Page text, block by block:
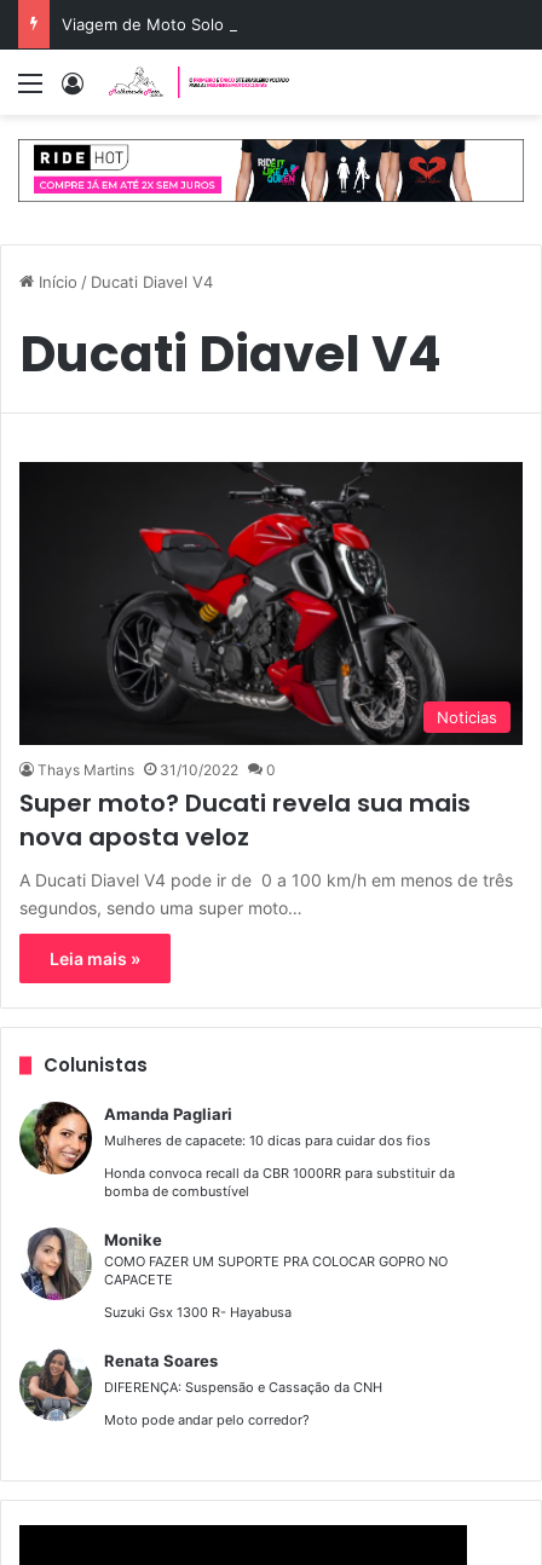
Menu Entrar
Início / Ducati Diavel V4
Ducati Diavel V4
Noticias
Thays Martins 31/10/2022 0
Super moto? Ducati revela sua mais
nova aposta veloz
A Ducati Diavel V4 pode ir de 0 a 100 km/h em menos de três
segundos, sendo uma super moto…
Leia mais »
Colunistas
Amanda Pagliari
Mulheres de capacete: 10 dicas para cuidar dos fios
Honda convoca recall da CBR 1000RR para substituir da
bomba de combustível
Monike
COMO FAZER UM SUPORTE PRA COLOCAR GOPRO NO
CAPACETE
Suzuki Gsx 1300 R- Hayabusa
Renata Soares
DIFERENÇA: Suspensão e Cassação da CNH
Moto pode andar pelo corredor?